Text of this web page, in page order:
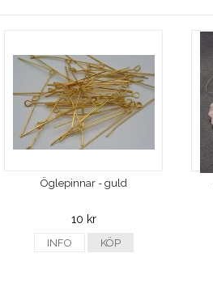
Öglepinnar - guld
10 kr
INFO KÖP